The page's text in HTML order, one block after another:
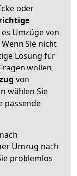
oder
richtige
Umzüge von
Sie nicht
Lösung für
wollen,
von
wählen Sie
passende
Umzug nach
problemlos